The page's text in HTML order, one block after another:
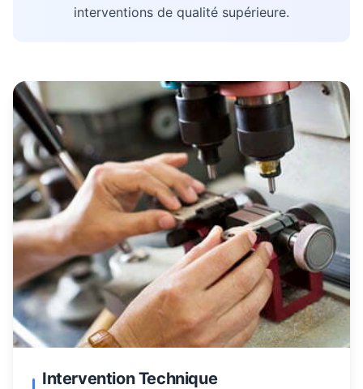
interventions de qualité supérieure.
Intervention Technique